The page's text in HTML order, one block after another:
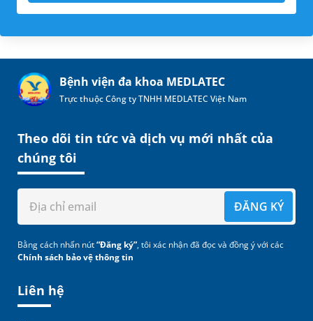
Bệnh viện đa khoa MEDLATEC
Trực thuộc Công ty TNHH MEDLATEC Việt Nam
Liên hệ
Theo dõi tin tức và dịch vụ mới nhất của
chúng tôi
ĐĂNG KÝ
Bằng cách nhấn nút“Đăng ký”, tôi xác nhận đã đọc và đồng ý với các
Chính sách bảo vệ thông tin